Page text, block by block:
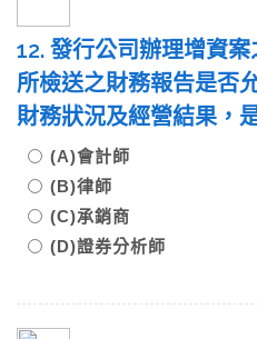
12. 發行公司辦理增資
所檢送之財務報告是否
財務狀況及經營結果，
(A)會計師
(B)律師
(C)承銷商
(D)證券分析師